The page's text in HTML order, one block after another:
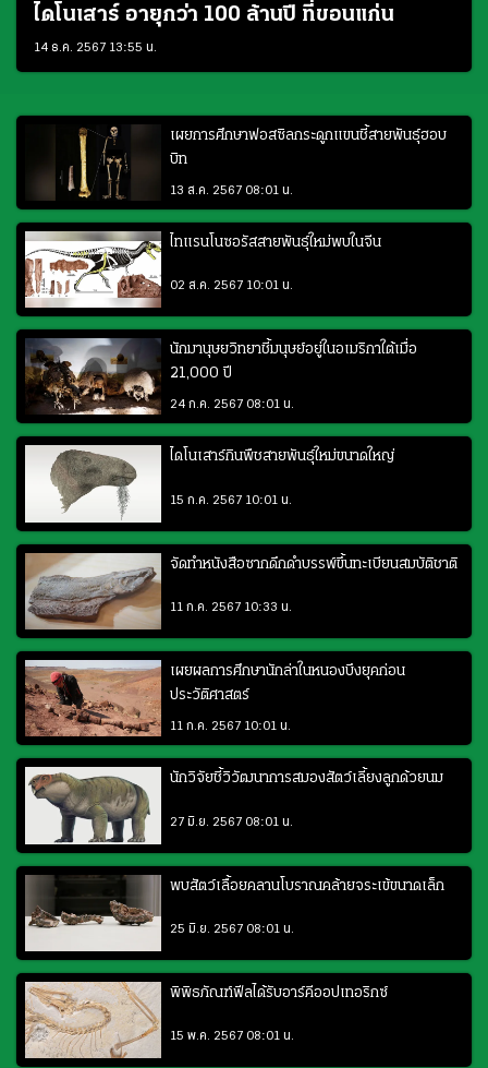
ไดโนเสาร์ อายุกว่า 100 ล้านปี ที่ขอนแก่น
14 ธ.ค. 2567 13:55 น.
เผยการศึกษาฟอสซิลกระดูกแขนชี้สายพันธุ์ฮอบ
บิท
13 ส.ค. 2567 08:01 น.
ไทแรนโนซอรัสสายพันธุ์ใหม่พบในจีน
02 ส.ค. 2567 10:01 น.
นักมานุษยวิทยาชี้มนุษย์อยู่ในอเมริกาใต้เมื่อ
21,000 ปี
24 ก.ค. 2567 08:01 น.
ไดโนเสาร์กินพืชสายพันธุ์ใหม่ขนาดใหญ่
15 ก.ค. 2567 10:01 น.
จัดทำหนังสือซากดึกดำบรรพ์ขึ้นทะเบียนสมบัติชาติ
11 ก.ค. 2567 10:33 น.
เผยผลการศึกษานักล่าในหนองบึงยุคก่อน
ประวัติศาสตร์
11 ก.ค. 2567 10:01 น.
นักวิจัยชี้วิวัฒนาการสมองสัตว์เลี้ยงลูกด้วยนม
27 มิ.ย. 2567 08:01 น.
พบสัตว์เลื้อยคลานโบราณคล้ายจระเข้ขนาดเล็ก
25 มิ.ย. 2567 08:01 น.
พิพิธภัณฑ์ฟีลได้รับอาร์คีออปเทอริกซ์
15 พ.ค. 2567 08:01 น.